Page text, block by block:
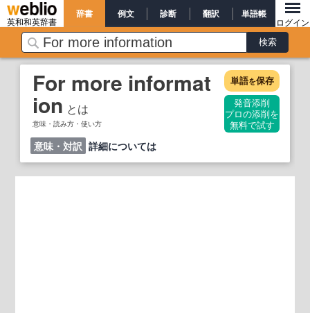
英和和英辞書
辞書 例文 診断 翻訳 単語帳
ログイン
For more informat
ion とは
意味・読み方・使い方
単語を保存
発音添削
プロの添削を
無料で試す
意味・対訳 詳細については